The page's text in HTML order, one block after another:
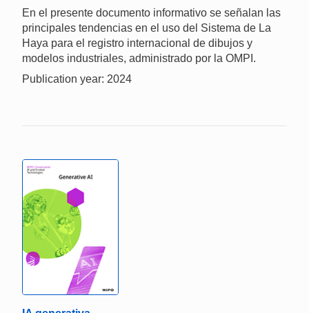
En el presente documento informativo se señalan las
principales tendencias en el uso del Sistema de La
Haya para el registro internacional de dibujos y
modelos industriales, administrado por la OMPI.
Publication year: 2024